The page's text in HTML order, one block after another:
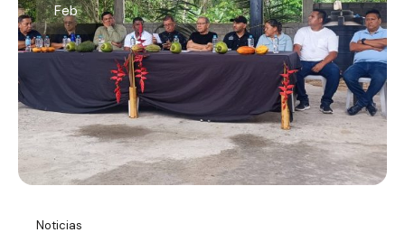
Feb
Noticias